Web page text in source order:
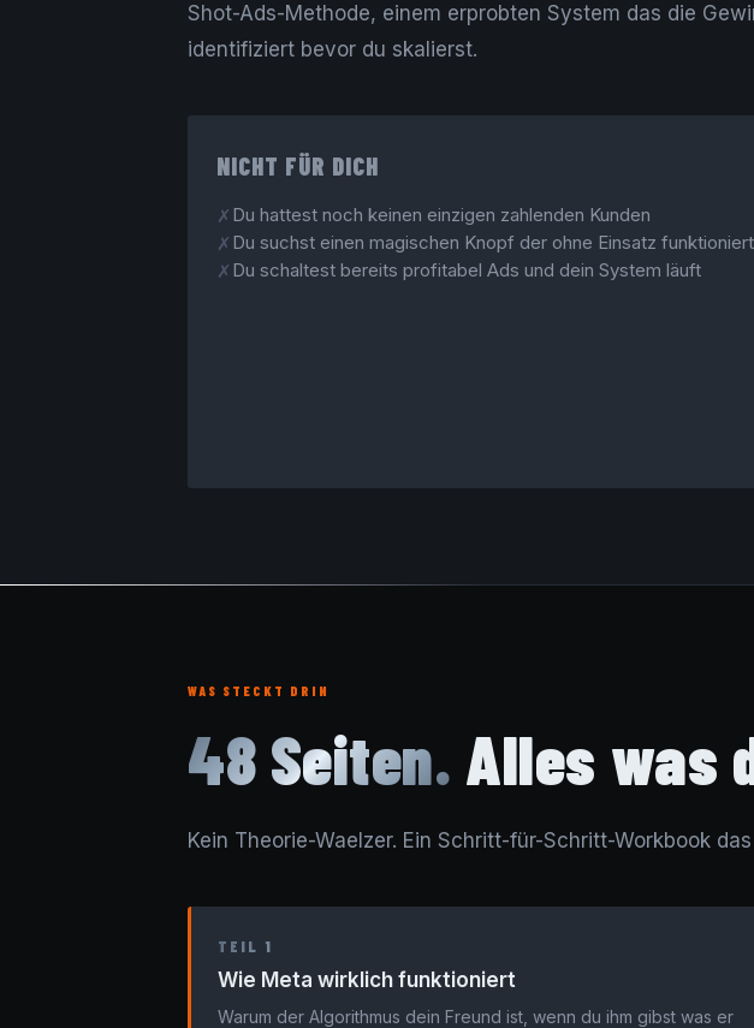
Shot-Ads-Methode, einem erprobten System das die
identifiziert bevor du skalierst.
NICHT FÜR DICH
✗ Du hattest noch keinen einzigen zahlenden Kunden
✗ Du suchst einen magischen Knopf der ohne Einsatz funktioniert
✗ Du schaltest bereits profitabel Ads und dein System läuft
WAS STECKT DRIN
48 Seiten. Alles was
Kein Theorie-Waelzer. Ein Schritt-für-Schritt-Workbook
TEIL 1
Wie Meta wirklich funktioniert
Warum der Algorithmus dein Freund ist, wenn du ihm gibst was er